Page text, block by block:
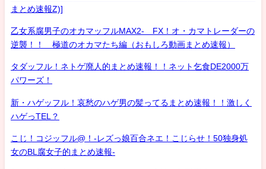
まとめ速報Z)]
乙女系腐男子のオカマッフルMAX2- FX！オ・カマトレーダーの
逆襲！！ 極道のオカマたち編（おもしろ動画まとめ速報）
タダッフル！ネトゲ廃人的まとめ速報！！ネット乞食DE2000万
パワーズ！
新・ハゲッフル！哀愁のハゲ男の髪ってるまとめ速報！！激しく
ハゲっTEL？
こじ！コジッフル@！-レズっ娘百合ネエ！こじらせ！50独身処
女のBL腐女子的まとめ速報-